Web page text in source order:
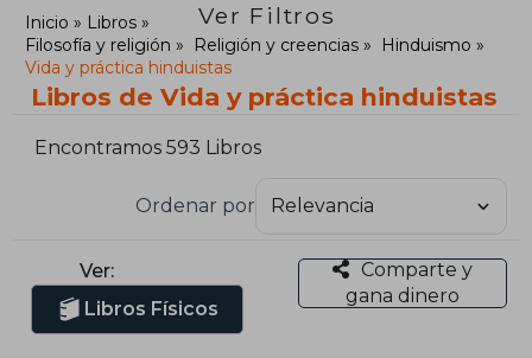
Ver Filtros
Inicio
Libros
Filosofía y religión
Religión y creencias
Hinduismo
Vida y práctica hinduistas
Libros de Vida y práctica hinduistas
Encontramos 593 Libros
Ordenar por
Ver:
Libros Físicos
Comparte y
gana dinero